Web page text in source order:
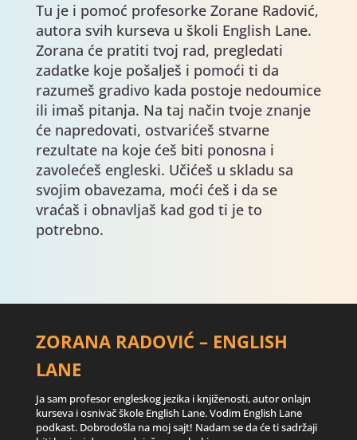
Tu je i pomoć profesorke Zorane Radović,
autora svih kurseva u školi English Lane.
Zorana će pratiti tvoj rad, pregledati
zadatke koje pošalješ i pomoći ti da
razumeš gradivo kada postoje nedoumice
ili imaš pitanja. Na taj način tvoje znanje
će napredovati, ostvarićeš stvarne
rezultate na koje ćeš biti ponosna i
zavolećeš engleski. Učićeš u skladu sa
svojim obavezama, moći ćeš i da se
vraćaš i obnavljaš kad god ti je to
potrebno.
ZORANA RADOVIĆ – ENGLISH
LANE
Ja sam profesor engleskog jezika i knjiženosti, autor onlajn
kurseva i osnivač škole English Lane. Vodim English Lane
podkast. Dobrodošla na moj sajt! Nadam se da će ti sadržaji